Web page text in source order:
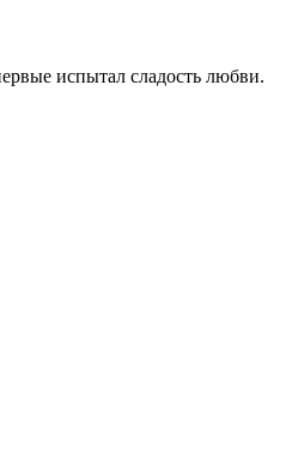
испытал сладость любви.